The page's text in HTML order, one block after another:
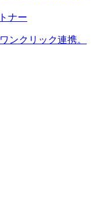
ナー
ンクリック連携。